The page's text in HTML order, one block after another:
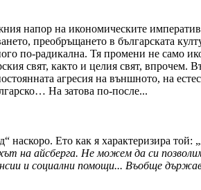
напор на икономическите
преобръщането в българската
по-радикална. Тя промени не само
свят, както и целия свят, впрочем.
агресия на външното, на
На затова по-после...
наскоро. Ето как я характеризира той: „
на айсберга. Не можем да си
и социални помощи... Въобще